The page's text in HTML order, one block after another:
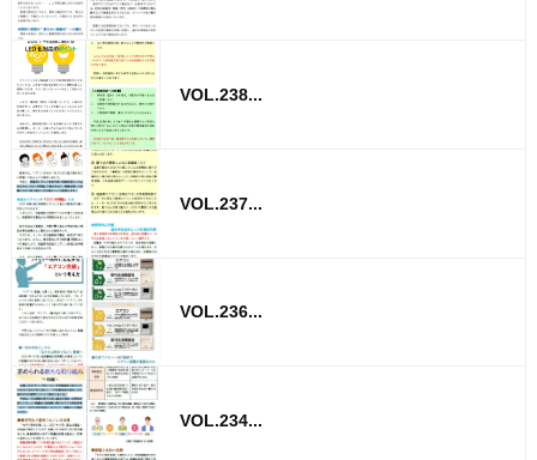
VOL.238...
VOL.237...
VOL.236...
VOL.234...